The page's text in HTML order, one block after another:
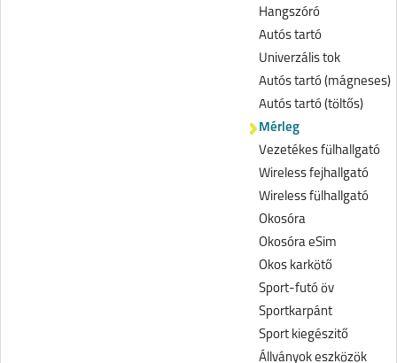
Hangszóró
Autós tartó
Univerzális tok
Autós tartó (mágneses)
Autós tartó (töltős)
Mérleg
Vezetékes fülhallgató
Wireless fejhallgató
Wireless fülhallgató
Okosóra
Okosóra eSim
Okos karkötő
Sport-futó öv
Sportkarpánt
Sport kiegészitő
Állványok eszközök